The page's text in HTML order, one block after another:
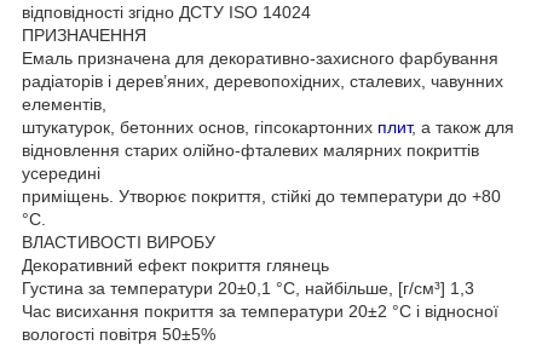
відповідності згідно ДСТУ ISO 14024
ПРИЗНАЧЕННЯ
Емаль призначена для декоративно-захисного фарбування
радіаторів і дерев’яних, деревопохідних, сталевих, чавунних
елементів,
штукатурок, бетонних основ, гіпсокартонних плит, а також для
відновлення старих олійно-фталевих малярних покриттів
усередині
приміщень. Утворює покриття, стійкі до температури до +80
°C.
ВЛАСТИВОСТІ ВИРОБУ
Декоративний ефект покриття глянець
Густина за температури 20±0,1 °C, найбільше, [г/см³] 1,3
Час висихання покриття за температури 20±2 °C і відносної
вологості повітря 50±5%